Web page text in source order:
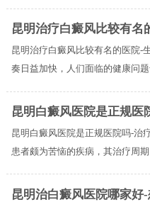
昆明治疗白癜风比较有名
昆明治疗白癜风比较有名的医院-
奏日益加快，人们面临的健康问
昆明白癜风医院是正规医
昆明白癜风医院是正规医院吗-治
患者颇为苦恼的疾病，其治疗周期
昆明治白癜风医院哪家好